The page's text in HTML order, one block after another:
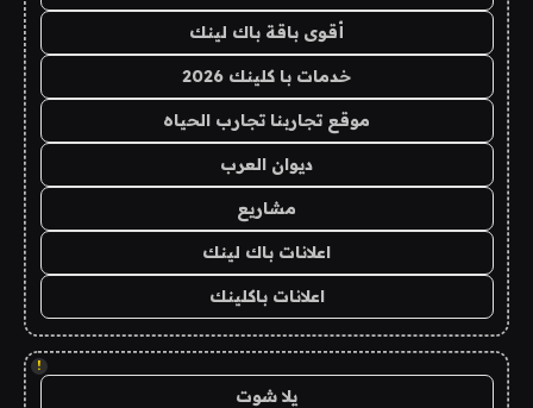
أقوى باقة باك لينك
خدمات با كلينك 2026
موقع تجاربنا تجارب الحياه
ديوان العرب
مشاريع
اعلانات باك لينك
اعلانات باكلينك
!
يلا شوت